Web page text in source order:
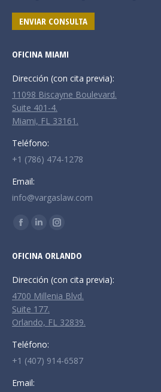
ENVIAR CONSULTA
OFICINA MIAMI
Dirección (con cita previa):
11098 Biscayne Boulevard.
Suite 401-4.
Miami, FL 33161.
Teléfono:
+1 (786) 474-1278
Email:
info@vargaslaw.com
Encuéntranos en:
Facebook
opens
in
new
window
Linkedin
opens
in
new
window
Instagram
opens
in
new
OFICINA ORLANDO
Dirección (con cita previa):
4700 Millenia Blvd.
Suite 177.
Orlando, FL 32839.
Teléfono:
+1 (407) 914-6587
Email: